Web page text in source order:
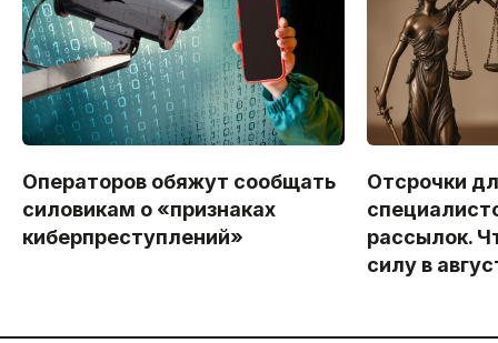
Операторов обяжут сообщать
силовикам о «признаках
киберпреступлений»
Отсрочки
рассылок.
силу в